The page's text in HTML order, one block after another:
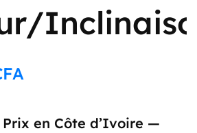
en Côte d’Ivoire —